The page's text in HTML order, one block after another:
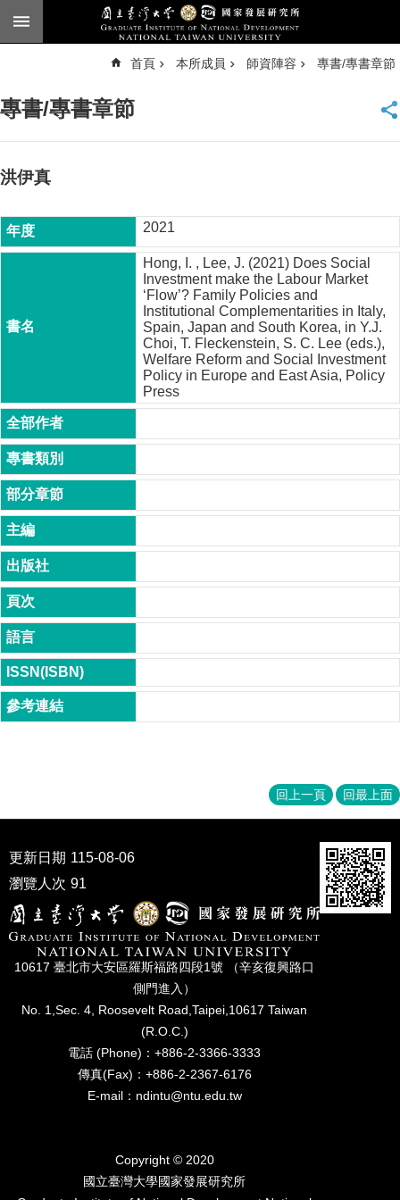
跳到主要內容區塊
臺
頁
公
告
簡
成
員
博
士
班
碩
士
班
在
職
專
班
學
術
研
究
期
刊
試
區
首頁 本所成員 師資陣容 專書/專書章節
專書/專書章節
洪伊真
2021
Hong, I. , Lee, J. (2021) Does Social
Investment make the Labour Market
‘Flow’? Family Policies and
Institutional Complementarities in Italy,
Spain, Japan and South Korea, in Y.J.
Choi, T. Fleckenstein, S. C. Lee (eds.),
Welfare Reform and Social Investment
Policy in Europe and East Asia, Policy
Press
回上一頁 回最上面
更新日期 115-08-06
瀏覽人次 91
10617 臺北市⼤安區羅斯福路四段1號 （辛亥復興路⼝
側⾨進入）
No. 1,Sec. 4, Roosevelt Road,Taipei,10617 Taiwan
(R.O.C.)
電話 (Phone)：+886-2-3366-3333
傳真(Fax)：+886-2-2367-6176
E-mail：ndintu@ntu.edu.tw
Copyright © 2020
國立臺灣⼤學國家發展研究所